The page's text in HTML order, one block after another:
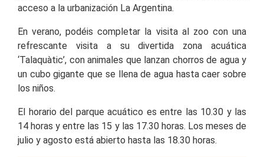
acceso a la urbanización La Argentina.
En verano, podéis completar la visita al zoo con una
refrescante visita a su divertida zona acuática
‘Talaquàtic’, con animales que lanzan chorros de agua y
un cubo gigante que se llena de agua hasta caer sobre
los niños.
El horario del parque acuático es entre las 10.30 y las
14 horas y entre las 15 y las 17.30 horas. Los meses de
julio y agosto está abierto hasta las 18.30 horas.